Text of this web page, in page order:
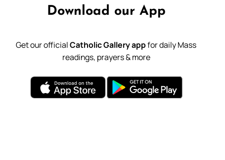
Download our App
Get our officialCatholic Gallery appfor daily Mass
readings, prayers & more